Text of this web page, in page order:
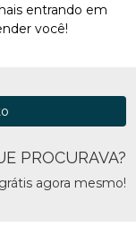
entrando em
você!
PROCURAVA?
agora mesmo!